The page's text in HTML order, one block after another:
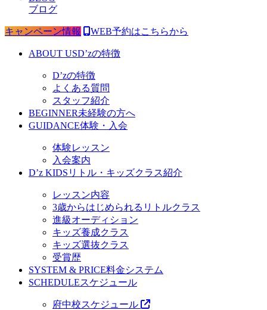
ブログ
キャンペーン情報 WEB予約はこちらから
ABOUT USD’zの特徴
D’zの特徴
よくある質問
スタッフ紹介
BEGINNER未経験の方へ
GUIDANCE体験・入会
体験レッスン
入会案内
D’z KIDS リトル・キッズクラス紹介
レッスン内容
3歳からはじめられるリトルクラス
進級オーディション
キッズ養成クラス
キッズ選抜クラス
受賞歴
SYSTEM & PRICE料金システム
SCHEDULEスケジュール
府中校スケジュール